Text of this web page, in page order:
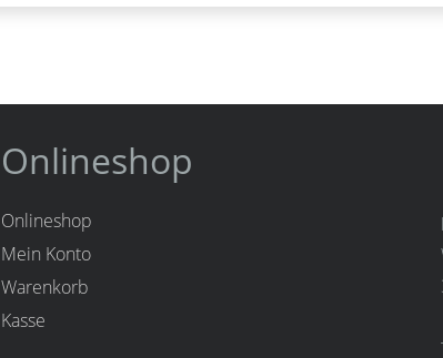
Onlineshop
Onlineshop
Mein Konto
Warenkorb
Kasse